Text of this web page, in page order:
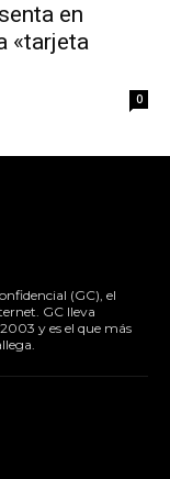
en
«tarjeta
0
(GC), el
GC lleva
y es el que más